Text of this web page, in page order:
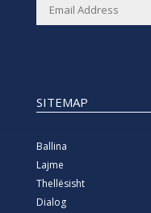
SITEMAP
Ballina
Lajme
Thellësisht
Dialog